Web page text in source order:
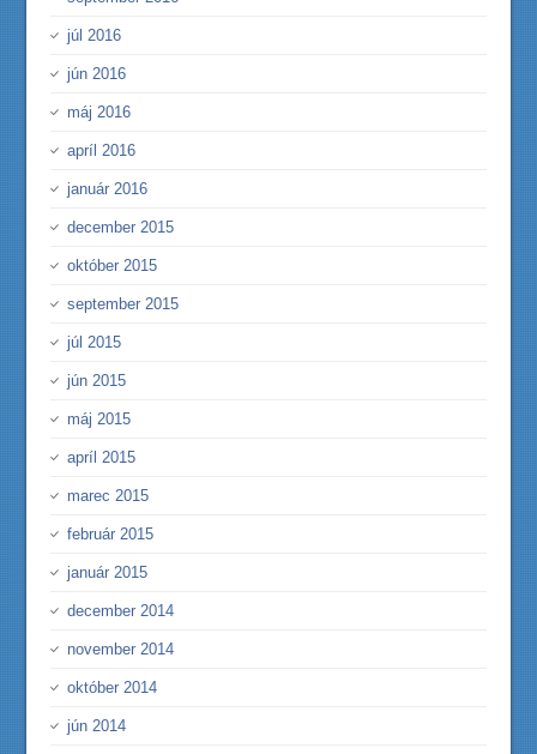
júl 2016
jún 2016
máj 2016
apríl 2016
január 2016
december 2015
október 2015
september 2015
júl 2015
jún 2015
máj 2015
apríl 2015
marec 2015
február 2015
január 2015
december 2014
november 2014
október 2014
jún 2014